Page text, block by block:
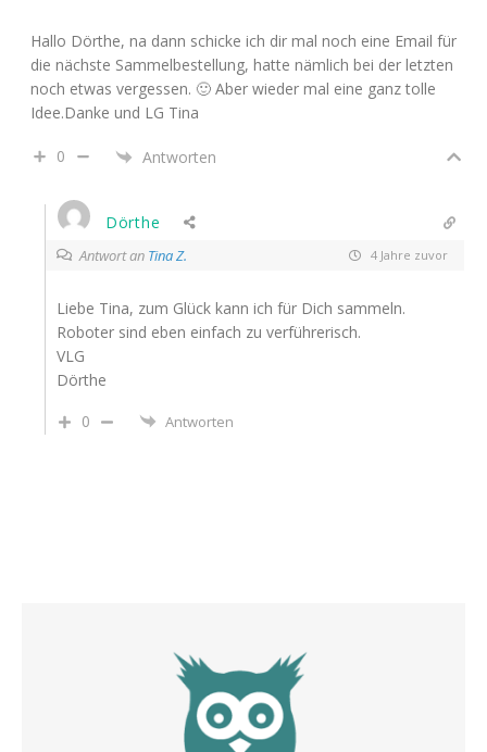
Hallo Dörthe, na dann schicke ich dir mal noch eine Email für
die nächste Sammelbestellung, hatte nämlich bei der letzten
noch etwas vergessen. 🙂 Aber wieder mal eine ganz tolle
Idee.Danke und LG Tina
0 Antworten
Dörthe
Antwort an Tina Z. 4 Jahre zuvor
Liebe Tina, zum Glück kann ich für Dich sammeln.
Roboter sind eben einfach zu verführerisch.
VLG
Dörthe
0
Antworten